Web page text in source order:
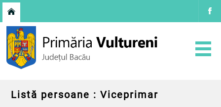
Listă persoane : Viceprimar